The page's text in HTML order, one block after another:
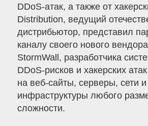
DDoS-атак, а также от
Distribution, ведущий
дистрибьютор, представил
каналу своего нового
StormWall, разработчика
DDoS-рисков и хакерских
на веб-сайты, серверы, сети
инфраструктуры любого
сложности.